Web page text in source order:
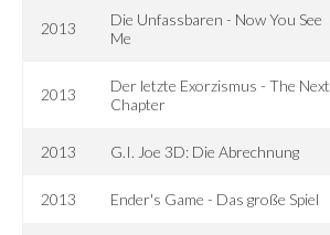
2013
Die Unfassbaren - Now You See
Me
2013
Der letzte Exorzismus - The Next
Chapter
2013 G.I. Joe 3D: Die Abrechnung
2013 Ender's Game - Das große Spiel